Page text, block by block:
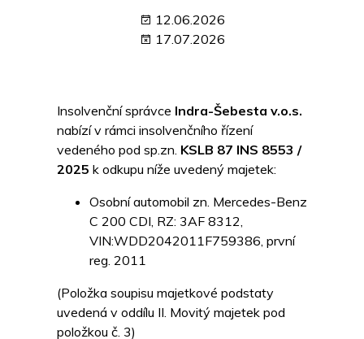
12.06.2026
17.07.2026
Insolvenční správce Indra-Šebesta v.o.s.
nabízí v rámci insolvenčního řízení
vedeného pod sp.zn. KSLB 87 INS 8553 /
2025 k odkupu níže uvedený majetek:
Osobní automobil zn. Mercedes-Benz
C 200 CDI, RZ: 3AF 8312,
VIN:WDD2042011F759386, první
reg. 2011
(Položka soupisu majetkové podstaty
uvedená v oddílu II. Movitý majetek pod
položkou č. 3)